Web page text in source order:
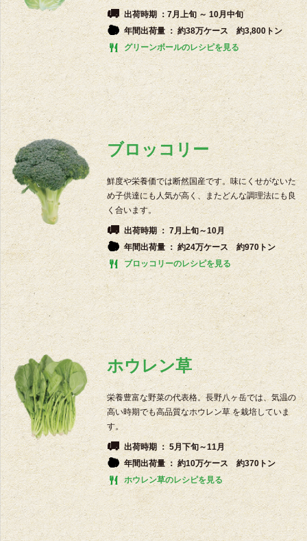
出荷時期 ：7月上旬 ～ 10月中旬
年間出荷量 ： 約38万ケース 約3,800トン
グリーンボールのレシピを見る
ブロッコリー
鮮度や栄養価では断然国産です。味にくせがないた
め子供達にも人気が高く、またどんな調理法にも良
く合います。
出荷時期 ： 7月上旬～10月
年間出荷量 ： 約24万ケース 約970トン
ブロッコリーのレシピを見る
ホウレン草
栄養豊富な野菜の代表格。長野八ヶ岳では、気温の
高い時期でも高品質なホウレン草 を栽培していま
す。
出荷時期 ： 5月下旬～11月
年間出荷量 ： 約10万ケース 約370トン
ホウレン草のレシピを見る